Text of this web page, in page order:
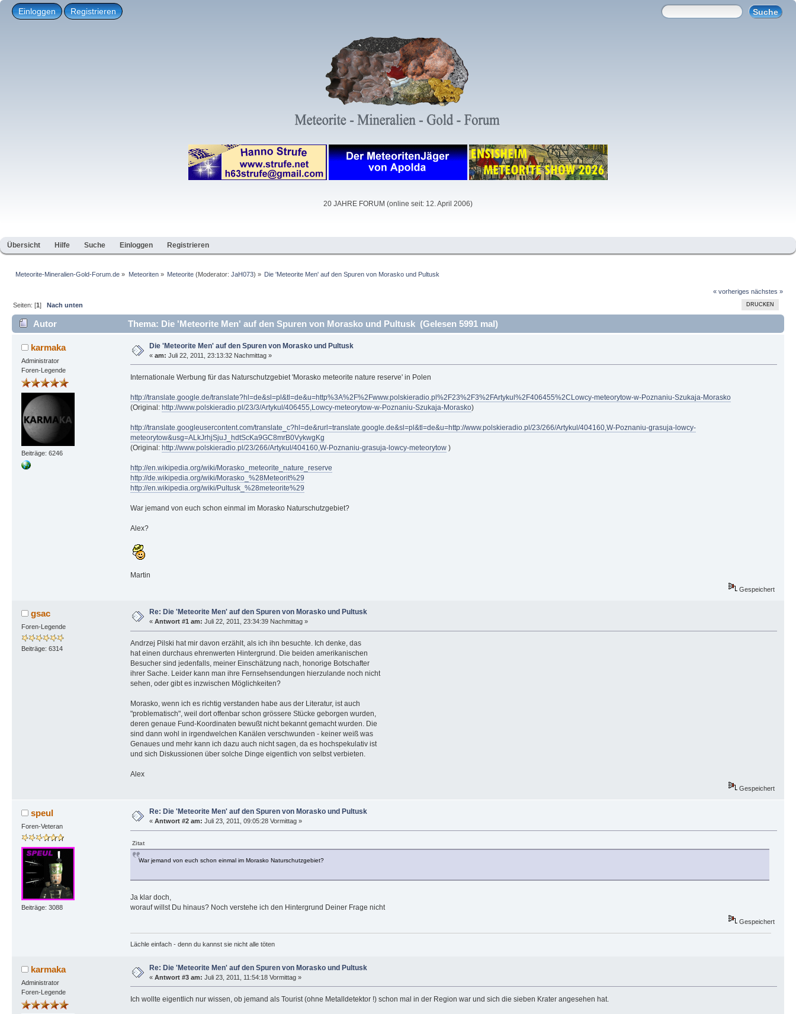
Einloggen Registrieren
20 JAHRE FORUM (online seit: 12. April 2006)
Übersicht Hilfe Suche Einloggen Registrieren
Meteorite-Mineralien-Gold-Forum.de » Meteoriten» Meteorite(Moderator: JaH073) » Die 'Meteorite Men' auf den Spuren von Morasko und Pultusk
« vorheriges nächstes »
DRUCKEN
Seiten: [1]Nach unten
Autor Thema: Die 'Meteorite Men' auf den Spuren von Morasko und Pultusk (Gelesen 5991 mal)
karmaka
Administrator
Foren-Legende
Beiträge: 6246
Die 'Meteorite Men' auf den Spuren von Morasko und Pultusk
« am: Juli 22, 2011, 23:13:32 Nachmittag »
Internationale Werbung für das Naturschutzgebiet 'Morasko meteorite nature reserve' in Polen
http://translate.google.de/translate?hl=de&sl=pl&tl=de&u=http%3A%2F%2Fwww.polskieradio.pl%2F23%2F3%2FArtykul%2F406455%2CLowcy-meteorytow-w-Poznaniu-Szukaja-Morasko
(Original: http://www.polskieradio.pl/23/3/Artykul/406455,Lowcy-meteorytow-w-Poznaniu-Szukaja-Morasko)
http://translate.googleusercontent.com/translate_c?hl=de&rurl=translate.google.de&sl=pl&tl=de&u=http://www.polskieradio.pl/23/266/Artykul/404160,W-Poznaniu-grasuja-lowcy-
meteorytow&usg=ALkJrhjSjuJ_hdtScKa9GC8mrB0VykwgKg
(Original: http://www.polskieradio.pl/23/266/Artykul/404160,W-Poznaniu-grasuja-lowcy-meteorytow)
http://en.wikipedia.org/wiki/Morasko_meteorite_nature_reserve
http://de.wikipedia.org/wiki/Morasko_%28Meteorit%29
http://en.wikipedia.org/wiki/Pultusk_%28meteorite%29
War jemand von euch schon einmal im Morasko Naturschutzgebiet?
Alex?
Martin
Gespeichert
gsac
Foren-Legende
Beiträge: 6314
Re: Die 'Meteorite Men' auf den Spuren von Morasko und Pultusk
« Antwort #1 am: Juli 22, 2011, 23:34:39 Nachmittag »
Andrzej Pilski hat mir davon erzählt, als ich ihn besuchte. Ich denke, das
hat einen durchaus ehrenwerten Hintergrund. Die beiden amerikanischen
Besucher sind jedenfalls, meiner Einschätzung nach, honorige Botschafter
ihrer Sache. Leider kann man ihre Fernsehsendungen hierzulande noch nicht
sehen, oder gibt es inzwischen Möglichkeiten?
Morasko, wenn ich es richtig verstanden habe aus der Literatur, ist auch
"problematisch", weil dort offenbar schon grössere Stücke geborgen wurden,
deren genaue Fund-Koordinaten bewußt nicht bekannt gemacht wurden. Die
sind dann wohl in irgendwelchen Kanälen verschwunden - keiner weiß was
Genaues und mehr kann ich dazu auch nicht sagen, da es hochspekulativ ist
und sich Diskussionen über solche Dinge eigentlich von selbst verbieten.
Alex
Gespeichert
speul
Foren-Veteran
Beiträge: 3088
Re: Die 'Meteorite Men' auf den Spuren von Morasko und Pultusk
« Antwort #2 am: Juli 23, 2011, 09:05:28 Vormittag »
Zitat
War jemand von euch schon einmal im Morasko Naturschutzgebiet?
Ja klar doch,
worauf willst Du hinaus? Noch verstehe ich den Hintergrund Deiner Frage nicht
Gespeichert
Lächle einfach - denn du kannst sie nicht alle töten
karmaka
Administrator
Foren-Legende
Re: Die 'Meteorite Men' auf den Spuren von Morasko und Pultusk
« Antwort #3 am: Juli 23, 2011, 11:54:18 Vormittag »
Ich wollte eigentlich nur wissen, ob jemand als Tourist (ohne Metalldetektor !) schon mal in der Region war und sich die sieben Krater angesehen hat.